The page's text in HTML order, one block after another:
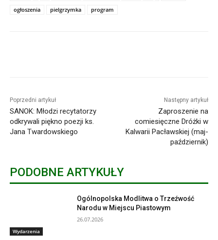
ogłoszenia
pielgrzymka program
Poprzedni artykuł
SANOK: Młodzi recytatorzy
odkrywali piękno poezji ks.
Jana Twardowskiego
Następny artykuł
Zaproszenie na
comiesięczne Dróżki w
Kalwarii Pacławskiej (maj-
październik)
PODOBNE ARTYKUŁY
Wydarzenia
Ogólnopolska Modlitwa o Trzeźwość
Narodu w Miejscu Piastowym
26.07.2026